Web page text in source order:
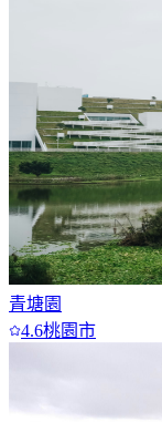
青塘園
4.6桃園市